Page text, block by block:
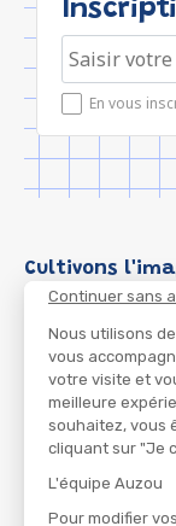
Continuer sans
Nous utilisons
vous
votre visite et
meilleure
souhaitez, vous
cliquant sur "Je
L'équipe Auzou
Pour modifier
En vous
Cultivons